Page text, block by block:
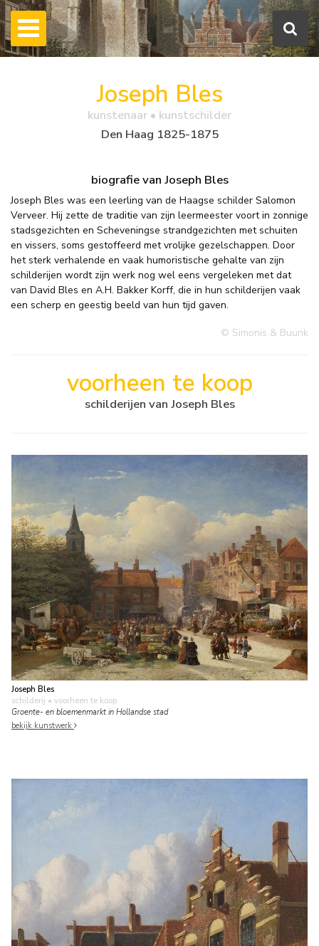
Joseph Bles
kunstenaar • kunstschilder
Den Haag 1825-1875
biografie van Joseph Bles
Joseph Bles was een leerling van de Haagse schilder Salomon
Verveer. Hij zette de traditie van zijn leermeester voort in zonnige
stadsgezichten en Scheveningse strandgezichten met schuiten
en vissers, soms gestoffeerd met vrolijke gezelschappen. Door
het sterk verhalende en vaak humoristische gehalte van zijn
schilderijen wordt zijn werk nog wel eens vergeleken met dat
van David Bles en A.H. Bakker Korff, die in hun schilderijen vaak
een scherp en geestig beeld van hun tijd gaven.
© Simonis & Buunk
voorheen te koop
schilderijen van Joseph Bles
Joseph Bles
schilderij • voorheen te koop
Groente- en bloemenmarkt in Hollandse stad
bekijk kunstwerk